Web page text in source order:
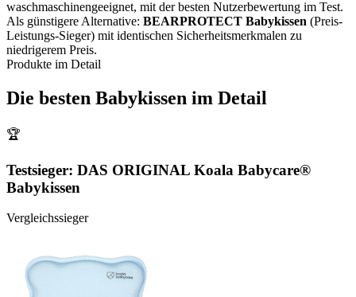
waschmaschinengeeignet, mit der besten Nutzerbewertung im Test.
Als günstigere Alternative: BEARPROTECT Babykissen (Preis-
Leistungs-Sieger) mit identischen Sicherheitsmerkmalen zu
niedrigerem Preis.
Produkte im Detail
Die besten Babykissen im Detail
🏆
Testsieger: DAS ORIGINAL Koala Babycare®
Babykissen
Vergleichssieger